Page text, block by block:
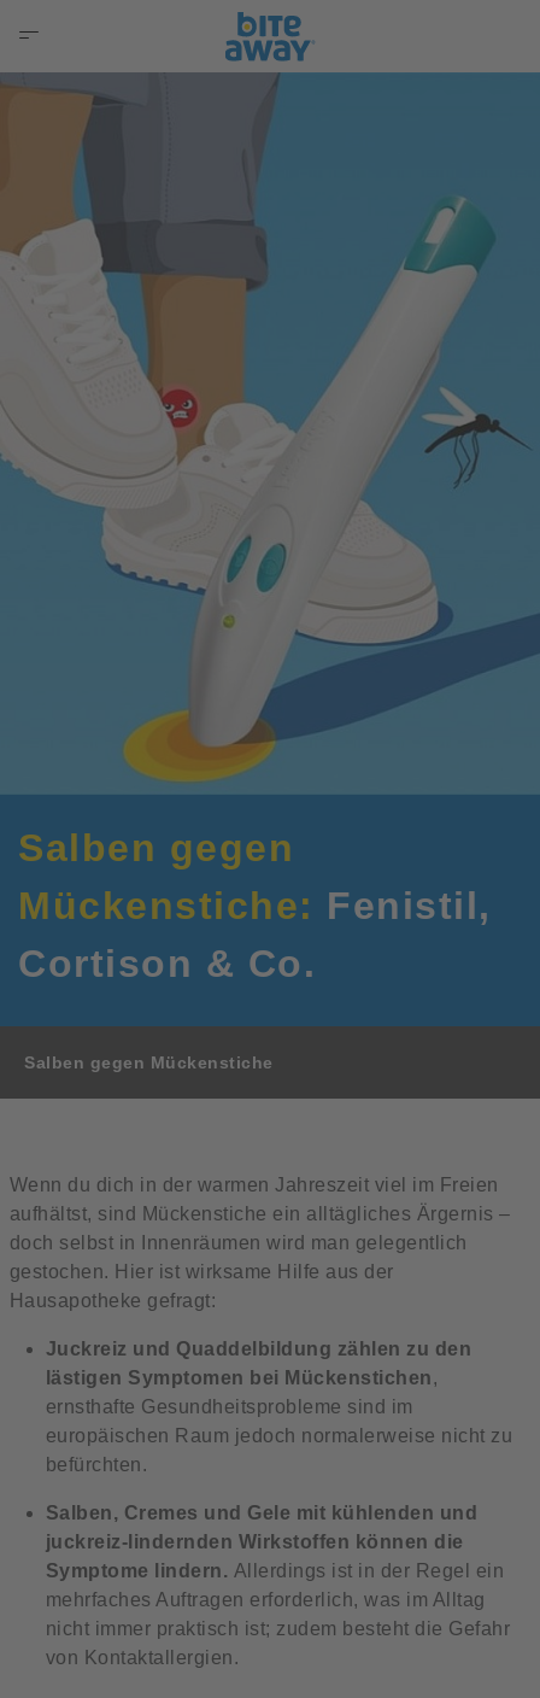
Salben gegen
Mückenstiche: Fenistil,
Cortison & Co.
Salben gegen Mückenstiche
Wenn du dich in der warmen Jahreszeit viel im Freien
aufhältst, sind Mückenstiche ein alltägliches Ärgernis –
doch selbst in Innenräumen wird man gelegentlich
gestochen. Hier ist wirksame Hilfe aus der
Hausapotheke gefragt:
Juckreiz und Quaddelbildung zählen zu den
lästigen Symptomen bei Mückenstichen,
ernsthafte Gesundheitsprobleme sind im
europäischen Raum jedoch normalerweise nicht zu
befürchten.
Salben, Cremes und Gele mit kühlenden und
juckreiz-lindernden Wirkstoffen können die
Symptome lindern. Allerdings ist in der Regel ein
mehrfaches Auftragen erforderlich, was im Alltag
nicht immer praktisch ist; zudem besteht die Gefahr
von Kontaktallergien.